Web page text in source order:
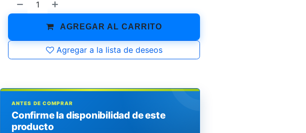
AGREGAR AL CARRITO
Agregar a la lista de deseos
ANTES DE COMPRAR
Confirme la disponibilidad de este
producto